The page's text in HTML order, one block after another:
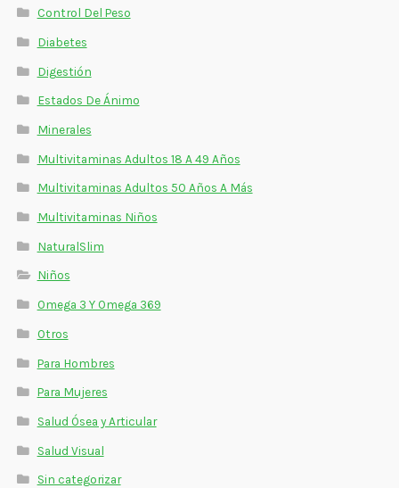
Control Del Peso
Diabetes
Digestión
Estados De Ánimo
Minerales
Multivitaminas Adultos 18 A 49 Años
Multivitaminas Adultos 50 Años A Más
Multivitaminas Niños
NaturalSlim
Niños
Omega 3 Y Omega 369
Otros
Para Hombres
Para Mujeres
Salud Ósea y Articular
Salud Visual
Sin categorizar